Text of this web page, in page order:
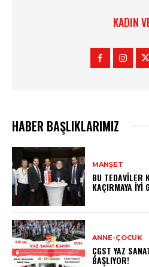
KADIN
HABER BAŞLIKLARIMIZ
MANŞET
BU TEDAVILER
KAÇIRMAYA İYI
ANNE-ÇOCUK
ÇGST YAZ
BAŞLIYOR!